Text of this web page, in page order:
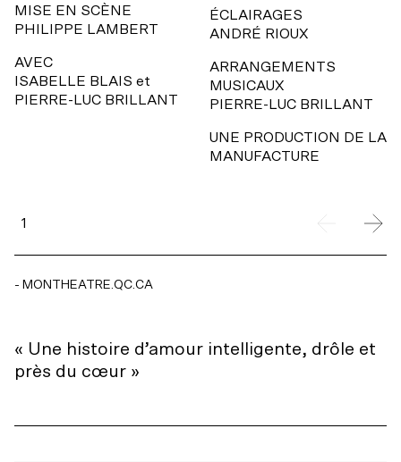
MISE EN SCÈNE
PHILIPPE LAMBERT
AVEC
ISABELLE BLAIS et
PIERRE-LUC BRILLANT
ÉCLAIRAGES
ANDRÉ RIOUX
ARRANGEMENTS
MUSICAUX
PIERRE-LUC BRILLANT
UNE PRODUCTION DE LA
MANUFACTURE
1
- MONTHEATRE.QC.CA
« Une histoire d’amour intelligente, drôle et
près du cœur »